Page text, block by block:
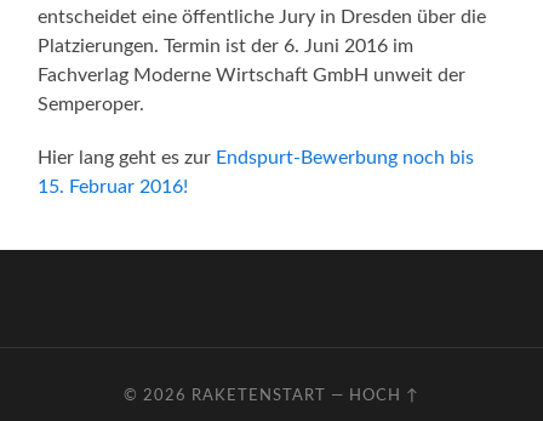
entscheidet eine öffentliche Jury in Dresden über die
Platzierungen. Termin ist der 6. Juni 2016 im
Fachverlag Moderne Wirtschaft GmbH unweit der
Semperoper.
Hier lang geht es zur Endspurt-Bewerbung noch bis
15. Februar 2016!
© 2026 RAKETENSTART — HOCH ↑